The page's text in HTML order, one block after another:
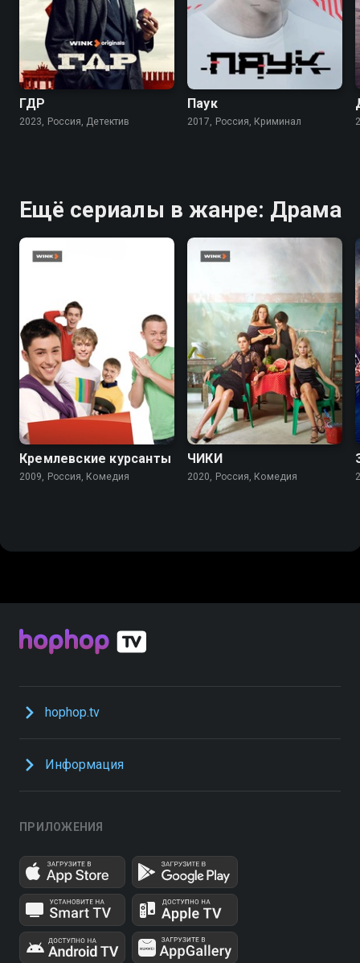
7.9
ГДР
2023, Россия, Детектив
7.1
Паук
2017, Россия, Криминал
Ещё сериалы в жанре: Драма
5.8 3.6
Кремлевские курсанты
2009, Россия, Комедия
7.7 7.6
ЧИКИ
2020, Россия, Комедия
hophop.tv
Информация
ПРИЛОЖЕНИЯ